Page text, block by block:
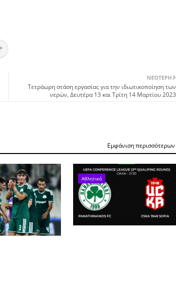
ΝΕΌΤΕΡΗ
Τετράωρη στάση εργασίας για την ιδιωτικοποίηση των
νερών, Δευτέρα 13 και Τρίτη 14 Μαρτίου 2023
Εμφάνιση περισσότερων
Αθλητικά